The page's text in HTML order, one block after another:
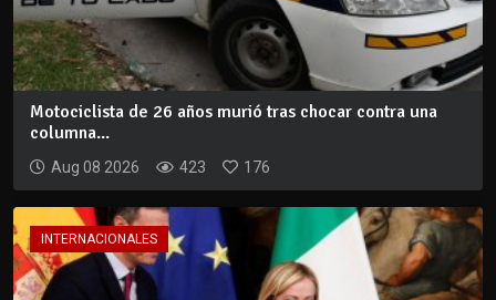
Motociclista de 26 años murió tras chocar contra una
columna...
Aug 08 2026 423 176
INTERNACIONALES